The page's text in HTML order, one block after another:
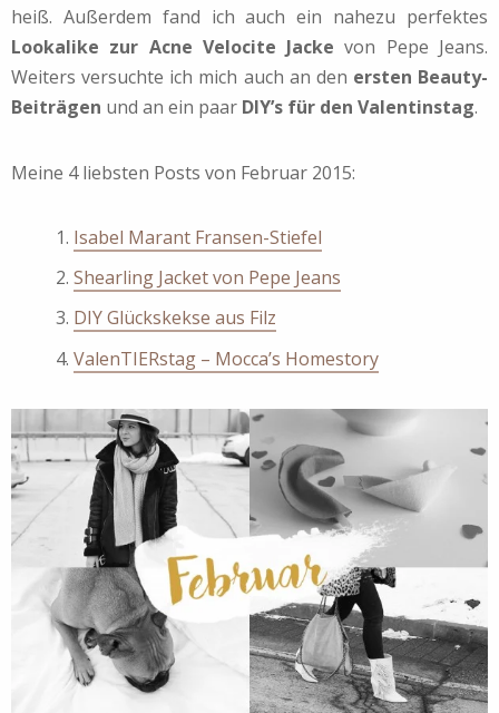
heiß. Außerdem fand ich auch ein nahezu perfektes
Lookalike zur Acne Velocite Jacke von Pepe Jeans.
Weiters versuchte ich mich auch an den ersten Beauty-
Beiträgen und an ein paar DIY’s für den Valentinstag.
Meine 4 liebsten Posts von Februar 2015:
Isabel Marant Fransen-Stiefel
Shearling Jacket von Pepe Jeans
DIY Glückskekse aus Filz
ValenTIERstag – Mocca’s Homestory